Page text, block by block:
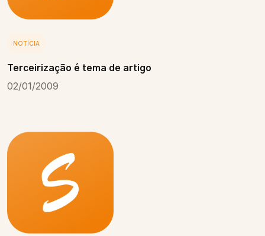
NOTÍCIA
Terceirização é tema de artigo
02/01/2009